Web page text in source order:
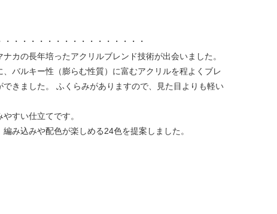
・・・・・・・・・・・・・・・・
カの長年培ったアクリルブレンド技術が出会いました。
バルキー性（膨らむ性質）に富むアクリルを程よくブレ
きました。 ふくらみがありますので、見た目よりも軽い
すい仕立てです。
み込みや配色が楽しめる24色を提案しました。